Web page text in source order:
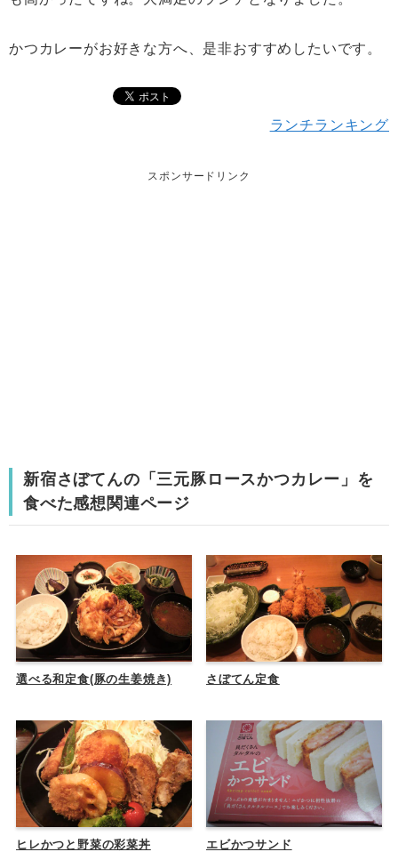
かつカレーがお好きな方へ、是非おすすめしたいです。
ランチランキング
スポンサードリンク
新宿さぼてんの「三元豚ロースかつカレー」を
食べた感想関連ページ
選べる和定食(豚の生姜焼き) さぼてん定食
ヒレかつと野菜の彩菜丼 エビかつサンド